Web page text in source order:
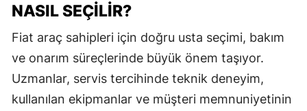
NASIL SEÇILIR?
Fiat araç sahipleri için doğru usta seçimi, bakım
ve onarım süreçlerinde büyük önem taşıyor.
Uzmanlar, servis tercihinde teknik deneyim,
kullanılan ekipmanlar ve müşteri memnuniyetinin